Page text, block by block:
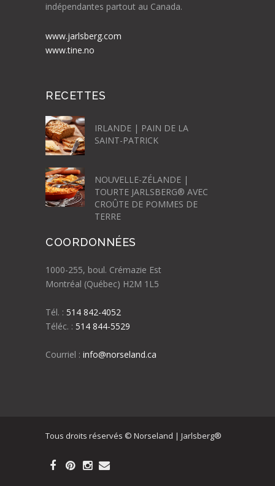
indépendantes partout au Canada.
www.jarlsberg.com
www.tine.no
RECETTES
IRLANDE | PAIN DE LA
SAINT-PATRICK
NOUVELLE-ZÉLANDE |
TOURTE JARLSBERG® AVEC
CROÛTE DE POMMES DE
TERRE
COORDONNÉES
1000-255, boul. Crémazie Est
Montréal (Québec) H2M 1L5
Tél. : 514 842-4052
Téléc. : 514 844-5529
Courriel : info@norseland.ca
Tous droits réservés © Norseland | Jarlsberg®